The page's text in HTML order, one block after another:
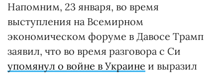
Напомним, 23 января, во время
выступления на Всемирном
экономическом форуме в Давосе Трамп
заявил, что во время разговора с Си
упомянул о войне в Украине и выразил